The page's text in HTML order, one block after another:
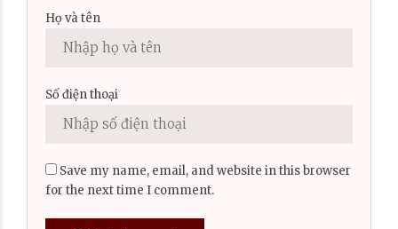
Họ và tên
Số điện thoại
Save my name, email, and website in this browser
for the next time I comment.